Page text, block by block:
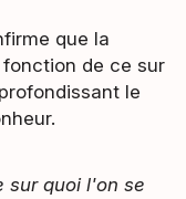
que la
de ce sur
le
sur quoi l'on se